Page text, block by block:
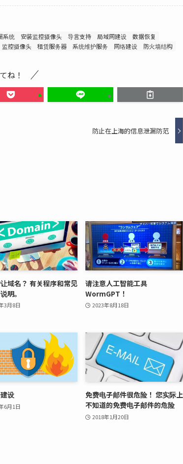
系统 安装监控摄像头 导言支持 局域网建设
数据恢复
监控摄像头 租赁服务器 系统维护服务 网络建设 防火墙结构
ね！
防止在上海的信息泄漏防范
域名？ 有关程序和常见
明。
3月8日
请注意人工智能工具
WormGPT！
2023年8月18日
设
6月1日
免费电子邮件很危险！ 您实际上
不知道的免费电子邮件的危险
2018年1月20日